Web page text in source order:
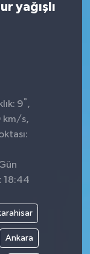
yağışlı
9° ,
km/s,
18:44
Ankara